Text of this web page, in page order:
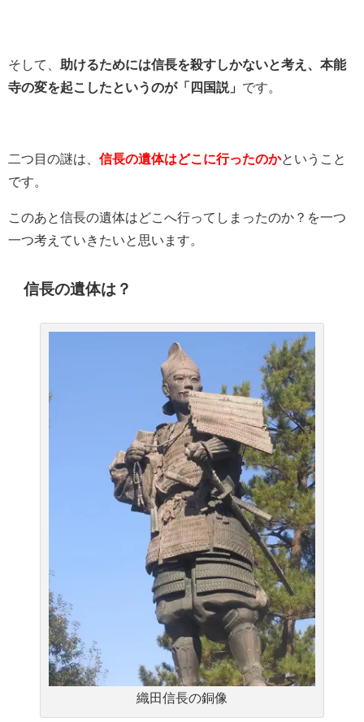
そして、
助けるためには信長を殺すしかないと考え、本能
寺の変を起こしたというのが「四国説」 です。
二つ目の謎は、 信長の遺体はどこに行ったのかということ
です。
このあと信長の遺体はどこへ行ってしまったのか？を一つ
一つ考えていきたいと思います。
信長の遺体は？
織田信長の銅像